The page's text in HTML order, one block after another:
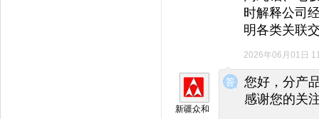
时解释公司
明各类关联
2026年06月01日
◆
◆
新疆众和
您好，分产
感谢您的关